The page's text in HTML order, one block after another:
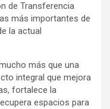
de Transferencia
más importantes de
la actual
más que una
integral que mejora
fortalece la
espacios para